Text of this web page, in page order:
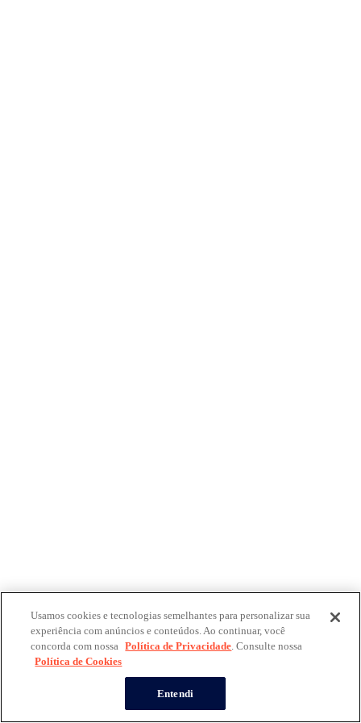
Usamos cookies e tecnologias semelhantes para personalizar sua
experiência com anúncios e conteúdos. Ao continuar, você
concorda com nossa Política de Privacidade. Consulte nossa
Política de Cookies
Entendi